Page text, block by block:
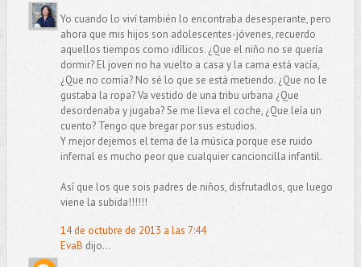
Yo cuando lo viví también lo encontraba desesperante, pero
ahora que mis hijos son adolescentes-jóvenes, recuerdo
aquellos tiempos como idílicos. ¿Que el niño no se quería
dormir? El joven no ha vuelto a casa y la cama está vacía,
¿Que no comía? No sé lo que se está metiendo. ¿Que no le
gustaba la ropa? Va vestido de una tribu urbana ¿Que
desordenaba y jugaba? Se me lleva el coche, ¿Que leía un
cuento? Tengo que bregar por sus estudios.
Y mejor dejemos el tema de la música porque ese ruido
infernal es mucho peor que cualquier cancioncilla infantil.
Así que los que sois padres de niños, disfrutadlos, que luego
viene la subida!!!!!!
14 de octubre de 2013 a las 7:44
EvaB dijo...